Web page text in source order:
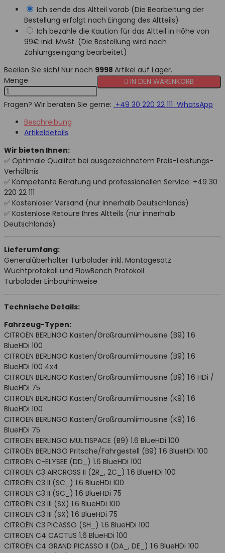
Ich sende das Altteil vorab (Die Bearbeitung der
Bestellung erfolgt nach Eingang des Altteils)
Ich bezahle die Kaution für das Altteil in Höhe von
99€ inkl. MwSt. (Die Bestellung wird nach
Zahlungseingang bearbeitet)
Beeilen Sie sich! Nur noch 9998 Artikel auf Lager.
Menge
 IN DEN WARENKORB
Fragen? Wir beraten Sie gerne: +49 30 220 22 111 WhatsApp
Beschreibung
Artikeldetails
Wir bieten Ihnen:
✅ Optimale Qualität bei ausgezeichnetem Preis-Leistungs-
Verhältnis
✅ Kompetente Beratung und professionellen Service: +49 30
220 22 111
✅ Kostenloser Versand (nur innerhalb Deutschlands)
✅ Kostenlose Retoure Ihres Altteils (nur innerhalb
Deutschlands)
Lieferumfang:
Generalüberholter Turbolader inkl. Montagesatz
Wuchtprotokoll und FlowBench Protokoll
Turbolader Einbauhinweise
Technische Details:
Fahrzeug-Typen:
CITROËN BERLINGO Kasten/Großraumlimousine (B9) 1.6
BlueHDi 100
CITROËN BERLINGO Kasten/Großraumlimousine (B9) 1.6
BlueHDi 100 4x4
CITROËN BERLINGO Kasten/Großraumlimousine (B9) 1.6 HDi /
BlueHDi 75
CITROËN BERLINGO Kasten/Großraumlimousine (K9) 1.6
BlueHDi 100
CITROËN BERLINGO Kasten/Großraumlimousine (K9) 1.6
BlueHDi 75
CITROËN BERLINGO MULTISPACE (B9) 1.6 BlueHDi 100
CITROËN BERLINGO Pritsche/Fahrgestell (B9) 1.6 BlueHDi 100
CITROËN C-ELYSEE (DD_) 1.6 BlueHDi 100
CITROËN C3 AIRCROSS II (2R_, 2C_) 1.6 BlueHDi 100
CITROËN C3 II (SC_) 1.6 BlueHDi 100
CITROËN C3 II (SC_) 1.6 BlueHDi 75
CITROËN C3 III (SX) 1.6 BlueHDi 100
CITROËN C3 III (SX) 1.6 BlueHDi 75
CITROËN C3 PICASSO (SH_) 1.6 BlueHDi 100
CITROËN C4 CACTUS 1.6 BlueHDi 100
CITROËN C4 GRAND PICASSO II (DA_, DE_) 1.6 BlueHDi 100